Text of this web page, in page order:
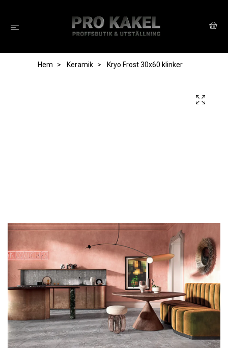
Hem Keramik Kryo Frost 30x60 klinker